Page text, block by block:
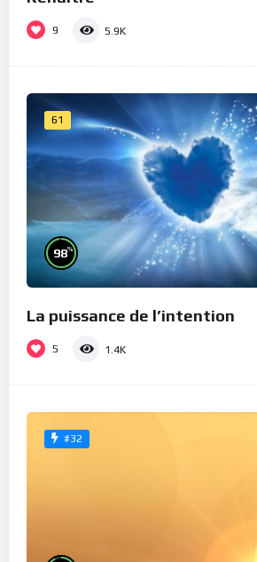
9 5.9K
61
98%
La puissance de l’intention
5 1.4K
#32